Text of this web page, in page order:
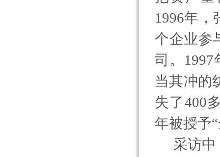
1996年，
个企业参
司。 1997
当其冲的
失了400
年被授予
采访